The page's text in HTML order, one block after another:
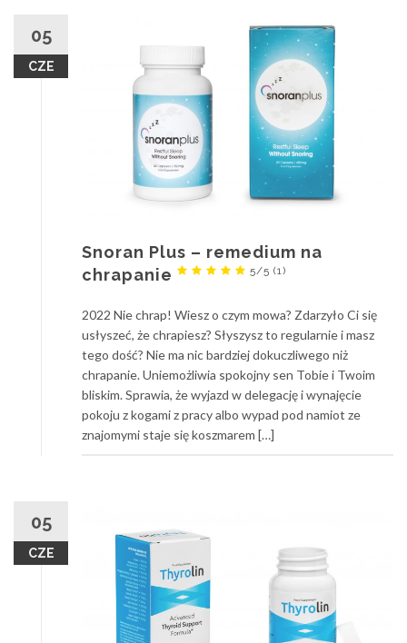
05
CZE
Snoran Plus – remedium na
chrapanie
5/5 (1)
2022 Nie chrap! Wiesz o czym mowa? Zdarzyło Ci się
usłyszeć, że chrapiesz? Słyszysz to regularnie i masz
tego dość? Nie ma nic bardziej dokuczliwego niż
chrapanie. Uniemożliwia spokojny sen Tobie i Twoim
bliskim. Sprawia, że wyjazd w delegację i wynajęcie
pokoju z kogami z pracy albo wypad pod namiot ze
znajomymi staje się koszmarem […]
05
CZE